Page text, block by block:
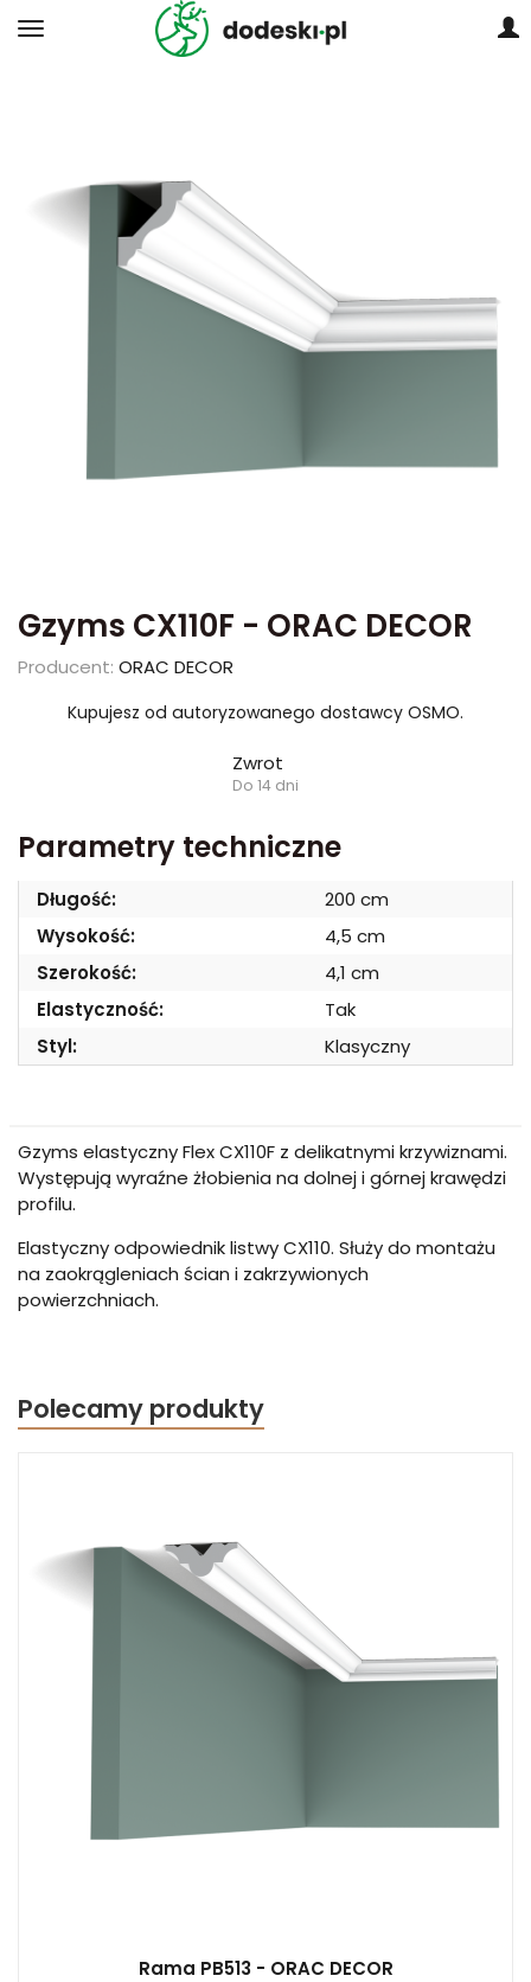
Gzyms CX110F - ORAC DECOR
Producent: ORAC DECOR
Kupujesz od autoryzowanego dostawcy OSMO.
Zwrot
Do 14 dni
Parametry techniczne
Długość:
200 cm
Wysokość:
4,5 cm
Szerokość:
4,1 cm
Elastyczność:
Tak
Styl:
Klasyczny
Gzyms elastyczny Flex CX110F z delikatnymi krzywiznami.
Występują wyraźne żłobienia na dolnej i górnej krawędzi
profilu.
Elastyczny odpowiednik listwy CX110. Służy do montażu
na zaokrągleniach ścian i zakrzywionych
powierzchniach.
Polecamy produkty
Rama PB513 - ORAC DECOR